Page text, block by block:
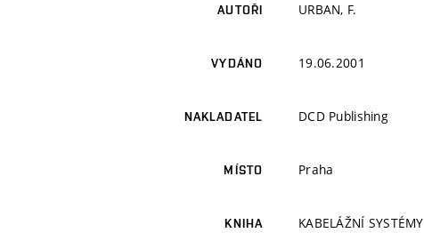
AUTOŘI URBAN, F.
VYDÁNO 19.06.2001
NAKLADATEL DCD Publishing
MÍSTO Praha
KNIHA KABELÁŽNÍ SYSTÉMY